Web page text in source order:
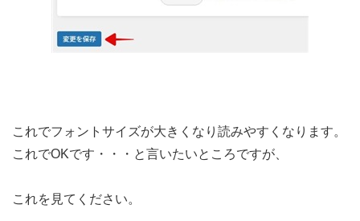
これでフォントサイズが大きくなり読みやすくなります。
これでOKです・・・と言いたいところですが、
これを見てください。